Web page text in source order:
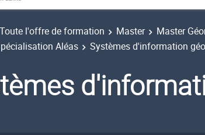
Toute l'offre de formation Master Master
Aléas
Systèmes d'information